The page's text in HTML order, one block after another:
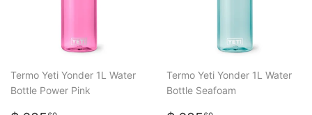
Termo Yeti Yonder 1L Water
Bottle Power Pink
Termo Yeti Yonder 1L Water
Bottle Seafoam